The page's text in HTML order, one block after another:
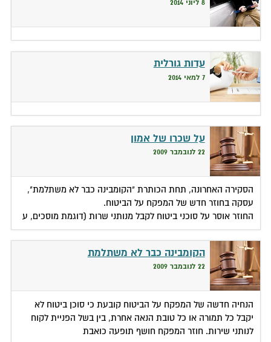
8 ליוני 2014
עדות גורלית
7 למאי 2014
על שכרו של אמון
22 לנובמבר 2009
הסקירה האחרונה, תחת הכותרת "הקומבינה כבר לא משתלמת",
עסקה בחוזר חדש של המפקח על הביטוח.
החוזר אוסר על סוכני ביטוח לקבל מנותני שרות (דוגמת מוסכים, ע
הקומבינה כבר לא משתלמת
22 לנובמבר 2009
הנחיה חדשה של המפקח על הביטוח קובעת כי סוכן ביטוח לא
יקבל כל תמורה או כל טובת הנאה אחרת, בין בשל הפניית לקוח
לנותני שירות. חוזר המפקח חושף תופעה כואבת